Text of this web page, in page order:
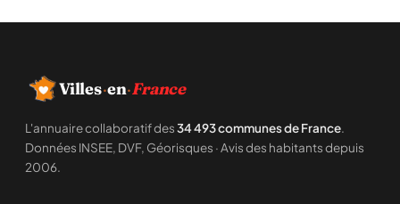
Villes·en·France
L'annuaire collaboratif des34 493 communes de France.
Données INSEE, DVF, Géorisques · Avis des habitants depuis
2006.